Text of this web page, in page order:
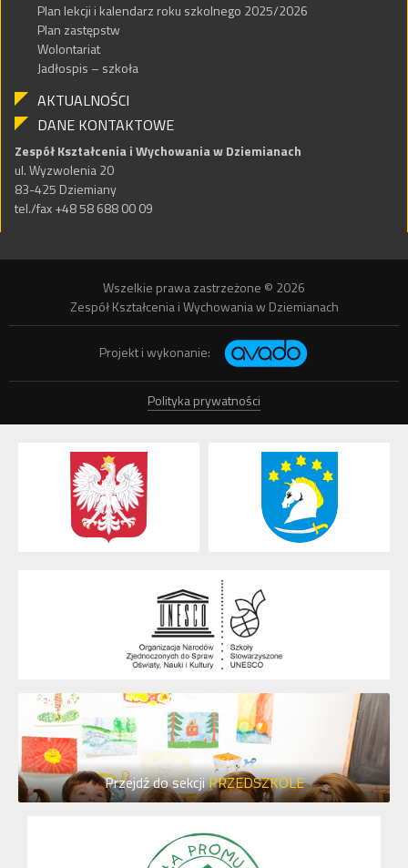
Plan lekcji i kalendarz roku szkolnego 2025/2026
Plan zastępstw
Wolontariat
Jadłospis – szkoła
AKTUALNOŚCI
DANE KONTAKTOWE
Zespół Kształcenia i Wychowania w Dziemianach
ul. Wyzwolenia 20
83-425 Dziemiany
tel./fax +48 58 688 00 09
Wszelkie prawa zastrzeżone © 2026
Zespół Kształcenia i Wychowania w Dziemianach
Projekt i wykonanie:
Polityka prywatności
Przejdź do sekcjiPRZEDSZKOLE